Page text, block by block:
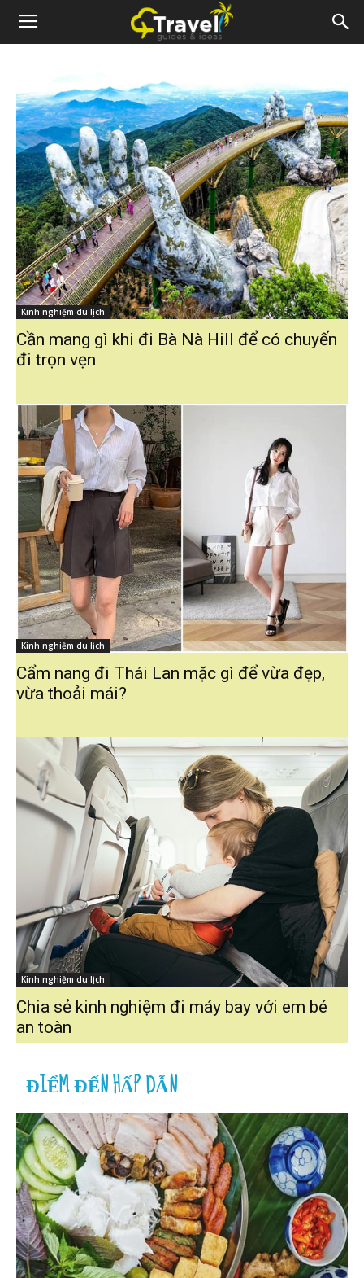
Kinh nghiệm du lịch
Cần mang gì khi đi Bà Nà Hill để có chuyến
đi trọn vẹn
Kinh nghiệm du lịch
Cẩm nang đi Thái Lan mặc gì để vừa đẹp,
vừa thoải mái?
Kinh nghiệm du lịch
Chia sẻ kinh nghiệm đi máy bay với em bé
an toàn
ĐIỂM ĐẾN HẤP DẪN